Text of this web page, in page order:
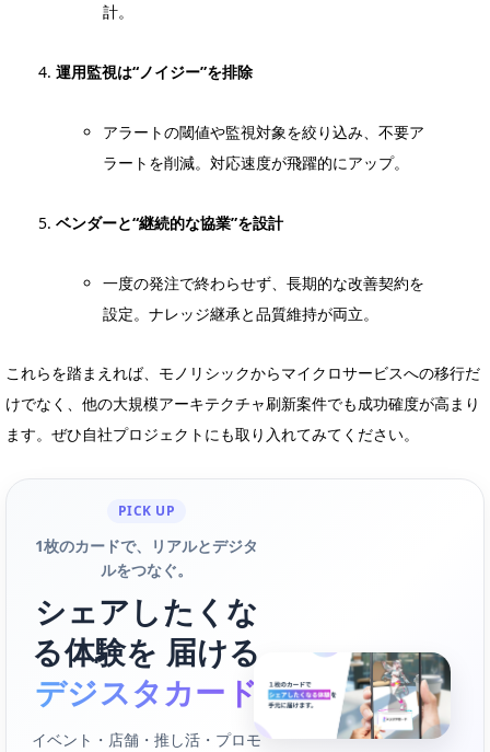
計。
運用監視は“ノイジー”を排除
アラートの閾値や監視対象を絞り込み、不要ア
ラートを削減。対応速度が飛躍的にアップ。
ベンダーと“継続的な協業”を設計
一度の発注で終わらせず、長期的な改善契約を
設定。ナレッジ継承と品質維持が両立。
これらを踏まえれば、モノリシックからマイクロサービスへの移行だ
けでなく、他の大規模アーキテクチャ刷新案件でも成功確度が高まり
ます。ぜひ自社プロジェクトにも取り入れてみてください。
PICK UP
1枚のカードで、リアルとデジタ
ルをつなぐ。
シェアしたくな
る体験を 届ける
デジスタカード
イベント・店舗・推し活・プロモ